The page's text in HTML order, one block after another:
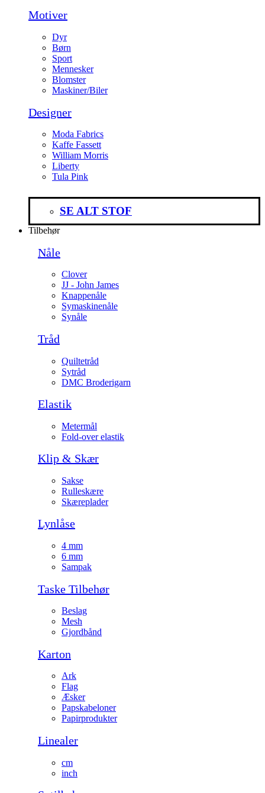
Motiver
Dyr
Børn
Sport
Mennesker
Blomster
Maskiner/Biler
Designer
Moda Fabrics
Kaffe Fassett
William Morris
Liberty
Tula Pink
SE ALT STOF
Tilbehør
Nåle
Clover
JJ - John James
Knappenåle
Symaskinenåle
Synåle
Tråd
Quiltetråd
Sytråd
DMC Broderigarn
Elastik
Metermål
Fold-over elastik
Klip & Skær
Sakse
Rulleskære
Skæreplader
Lynlåse
4 mm
6 mm
Sampak
Taske Tilbehør
Beslag
Mesh
Gjordbånd
Karton
Ark
Flag
Æsker
Papskabeloner
Papirprodukter
Linealer
cm
inch